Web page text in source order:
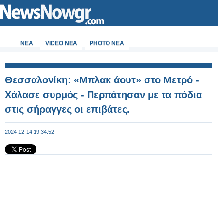
ΝΕΑ VIDEO NEA PHOTO NEA
Θεσσαλονίκη: «Μπλακ άουτ» στο Μετρό -
Χάλασε συρμός - Περπάτησαν με τα πόδια
στις σήραγγες οι επιβάτες.
2024-12-14 19:34:52